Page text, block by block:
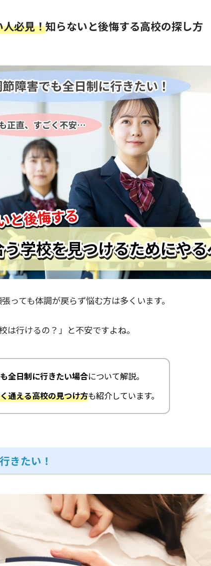
必見！知らないと後悔する高校の探し方
っても体調が戻らず悩む方は多くいます。
行けるの？」と不安ですよね。
全日制に行きたい場合について解説。
通える高校の見つけ方も紹介しています。
きたい！